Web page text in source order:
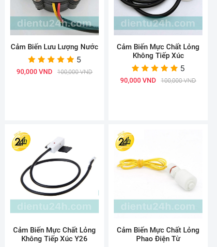
Cảm Biến Lưu Lượng Nước
5
90,000 VND 100,000 VND
Cảm Biến Mực Chất Lỏng
Không Tiếp Xúc
5
90,000 VND 100,000 VND
Cảm Biến Mực Chất Lỏng
Không Tiếp Xúc Y26
Cảm Biến Mực Chất Lỏng
Phao Điện Từ